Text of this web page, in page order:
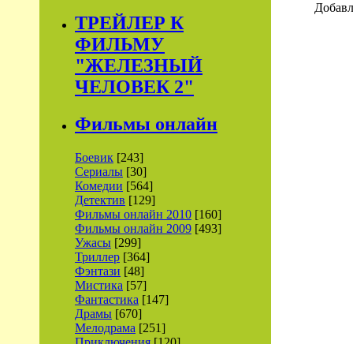
ТРЕЙЛЕР К
ФИЛЬМУ
"ЖЕЛЕЗНЫЙ
ЧЕЛОВЕК 2"
Фильмы онлайн
Боевик [243]
Сериалы [30]
Комедии [564]
Детектив [129]
Фильмы онлайн 2010 [160]
Фильмы онлайн 2009 [493]
Ужасы [299]
Триллер [364]
Фэнтази [48]
Мистика [57]
Фантастика [147]
Драмы [670]
Мелодрама [251]